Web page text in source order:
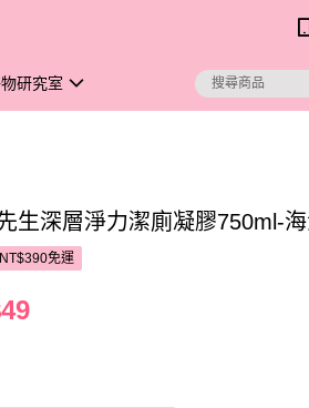
研究室
生深層淨力潔廁凝膠750ml-
免運